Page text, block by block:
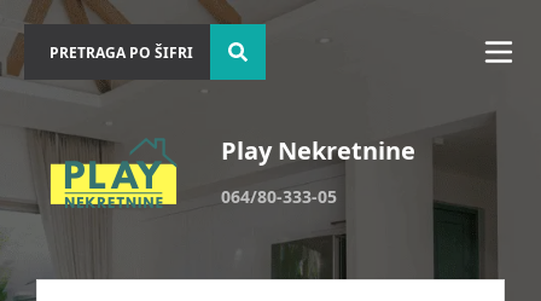
Play Nekretnine
064/80-333-05